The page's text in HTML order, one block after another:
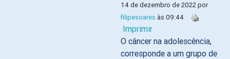
14 de dezembro de 2022 por
filipesoares às 09:44
Imprimir
O câncer na adolescência,
corresponde a um grupo de